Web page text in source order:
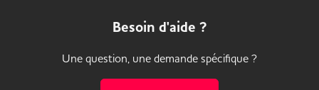
Besoin d'aide ?
Une question, une demande spécifique ?